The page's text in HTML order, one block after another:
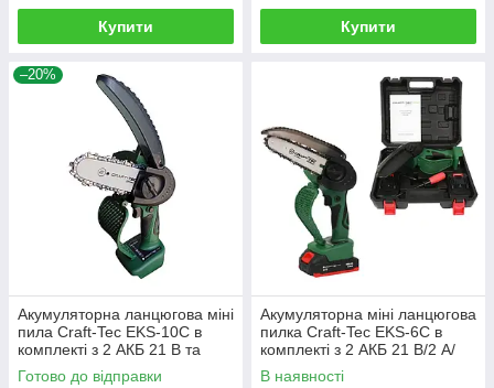
Купити Купити
–20%
Акумуляторна ланцюгова міні
пила Craft-Tec EKS-10C в
комплекті з 2 АКБ 21 В та
шиною 100 мм
Готово до відправки
Акумуляторна міні ланцюгова
пилка Craft-Tec EKS-6C в
комплекті з 2 АКБ 21 В/2 А/
год та шиною 15 см
В наявності